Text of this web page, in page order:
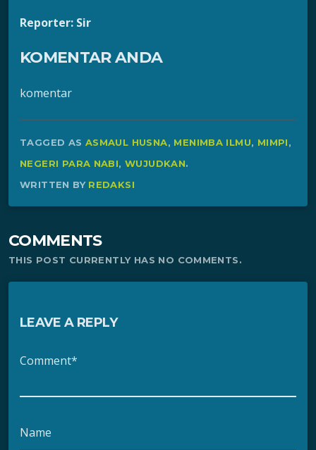
Reporter: Sir
KOMENTAR ANDA
komentar
TAGGED AS ASMAUL HUSNA, MENIMBA ILMU, MIMPI,
NEGERI PARA NABI,WUJUDKAN.
WRITTEN BY REDAKSI
COMMENTS
THIS POST CURRENTLY HAS NO COMMENTS.
LEAVE A REPLY
Comment*
Name